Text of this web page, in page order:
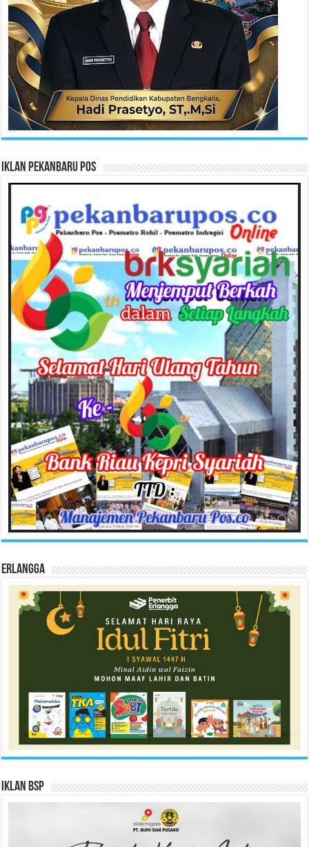
Iklan Pekanbaru Pos
Erlangga
Iklan BSP